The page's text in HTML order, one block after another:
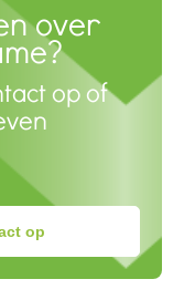
over
op of
op